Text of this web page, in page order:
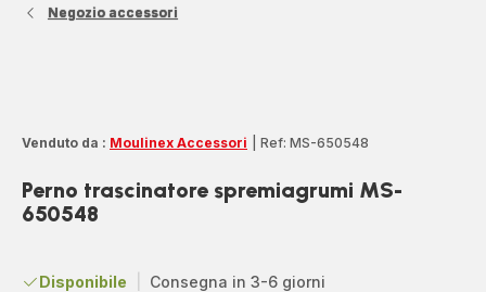
Negozio accessori
Venduto da : Moulinex Accessori Ref: MS-650548
Perno trascinatore spremiagrumi MS-
650548
Disponibile Consegna in 3-6 giorni